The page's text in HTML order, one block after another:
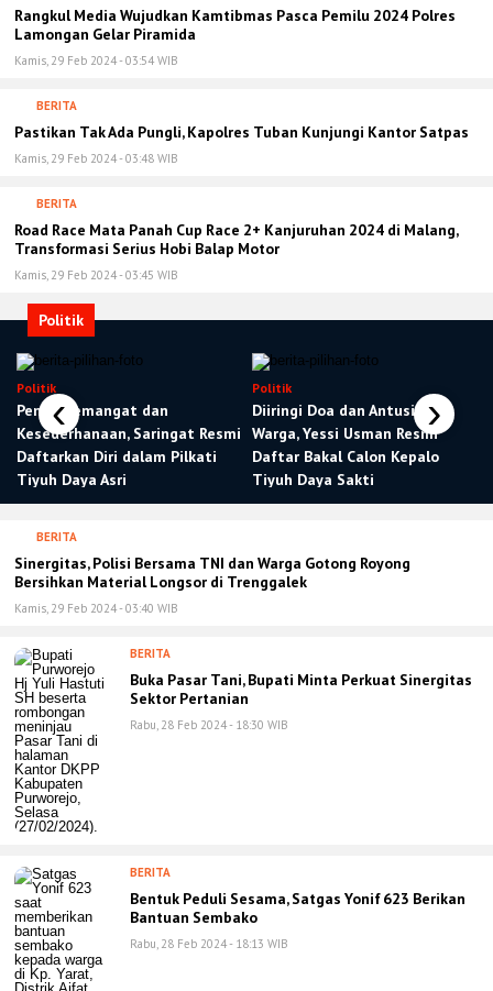
Rangkul Media Wujudkan Kamtibmas Pasca Pemilu 2024 Polres
Lamongan Gelar Piramida
Kamis, 29 Feb 2024 - 03:54 WIB
BERITA
Pastikan Tak Ada Pungli, Kapolres Tuban Kunjungi Kantor Satpas
Kamis, 29 Feb 2024 - 03:48 WIB
BERITA
Road Race Mata Panah Cup Race 2+ Kanjuruhan 2024 di Malang,
Transformasi Serius Hobi Balap Motor
Kamis, 29 Feb 2024 - 03:45 WIB
Politik
Politik
Penuh Semangat dan
Kesederhanaan, Saringat Resmi
Daftarkan Diri dalam Pilkati
Tiyuh Daya Asri
Politik
Diiringi Doa dan Antusiasme
Warga, Yessi Usman Resmi
Daftar Bakal Calon Kepalo
Tiyuh Daya Sakti
‹ ›
BERITA
Sinergitas, Polisi Bersama TNI dan Warga Gotong Royong
Bersihkan Material Longsor di Trenggalek
Kamis, 29 Feb 2024 - 03:40 WIB
BERITA
Buka Pasar Tani, Bupati Minta Perkuat Sinergitas
Sektor Pertanian
Rabu, 28 Feb 2024 - 18:30 WIB
BERITA
Bentuk Peduli Sesama, Satgas Yonif 623 Berikan
Bantuan Sembako
Rabu, 28 Feb 2024 - 18:13 WIB